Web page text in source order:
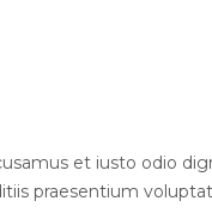
et iusto odio
praesentium